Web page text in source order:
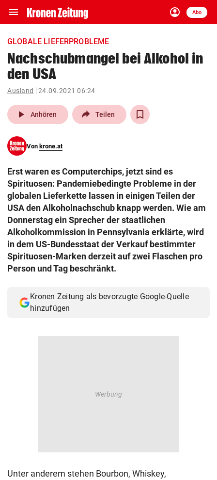
menu Navigation
ein-/ausklappen
account_circle
Anmelden
Abo
close Schließen
account_circle Anmelden
pin_drop
Wien arrow_right
search
eingeben
© Krone Multimedia GmbH & Co KG 2026
Muthgasse 2, 1190 Wien
GLOBALE LIEFERPROBLEME
Nachschubmangel bei Alkohol in
den USA
Ausland 24.09.2021 06:24
play_arrow Anhören Teilen
Von krone.at
Erst waren es Computerchips, jetzt sind es
Spirituosen: Pandemiebedingte Probleme in der
globalen Lieferkette lassen in einigen Teilen der
USA den Alkoholnachschub knapp werden. Wie am
Donnerstag ein Sprecher der staatlichen
Alkoholkommission in Pennsylvania erklärte, wird
in dem US-Bundesstaat der Verkauf bestimmter
Spirituosen-Marken derzeit auf zwei Flaschen pro
Person und Tag beschränkt.
Kronen Zeitung als bevorzugte Google-Quelle
hinzufügen
Unter anderem stehen Bourbon, Whiskey,